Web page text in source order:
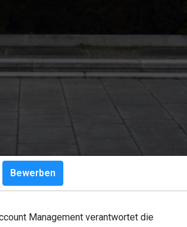
Bewerben
Management verantwortet die